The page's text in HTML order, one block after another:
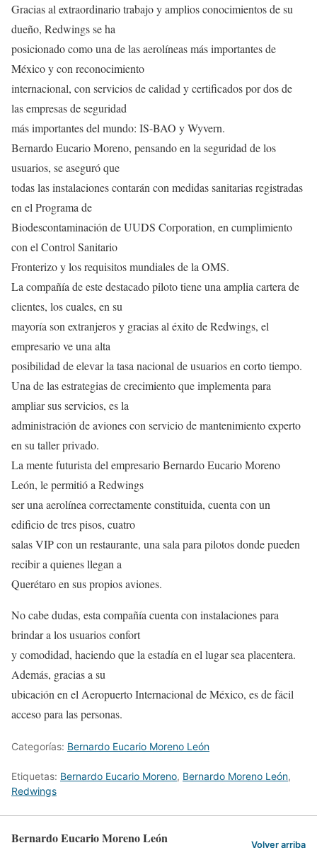
Gracias al extraordinario trabajo y amplios conocimientos de su
dueño, Redwings se ha
posicionado como una de las aerolíneas más importantes de
México y con reconocimiento
internacional, con servicios de calidad y certificados por dos de
las empresas de seguridad
más importantes del mundo: IS-BAO y Wyvern.
Bernardo Eucario Moreno, pensando en la seguridad de los
usuarios, se aseguró que
todas las instalaciones contarán con medidas sanitarias registradas
en el Programa de
Biodescontaminación de UUDS Corporation, en cumplimiento
con el Control Sanitario
Fronterizo y los requisitos mundiales de la OMS.
La compañía de este destacado piloto tiene una amplia cartera de
clientes, los cuales, en su
mayoría son extranjeros y gracias al éxito de Redwings, el
empresario ve una alta
posibilidad de elevar la tasa nacional de usuarios en corto tiempo.
Una de las estrategias de crecimiento que implementa para
ampliar sus servicios, es la
administración de aviones con servicio de mantenimiento experto
en su taller privado.
La mente futurista del empresario Bernardo Eucario Moreno
León, le permitió a Redwings
ser una aerolínea correctamente constituida, cuenta con un
edificio de tres pisos, cuatro
salas VIP con un restaurante, una sala para pilotos donde pueden
recibir a quienes llegan a
Querétaro en sus propios aviones.
No cabe dudas, esta compañía cuenta con instalaciones para
brindar a los usuarios confort
y comodidad, haciendo que la estadía en el lugar sea placentera.
Además, gracias a su
ubicación en el Aeropuerto Internacional de México, es de fácil
acceso para las personas.
Categorías: Bernardo Eucario Moreno León
Etiquetas: Bernardo Eucario Moreno, Bernardo Moreno León,
Redwings
Bernardo Eucario Moreno León Volver arriba